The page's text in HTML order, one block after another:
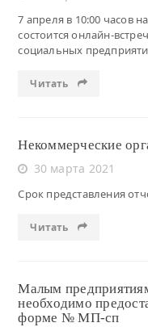
7 апреля в 10:00 часов
состоится онлайн-
социальных
Читать
Некоммерческие
30 марта 2021
Срок представления
Читать
Малым
необходимо
форме № МП-сп